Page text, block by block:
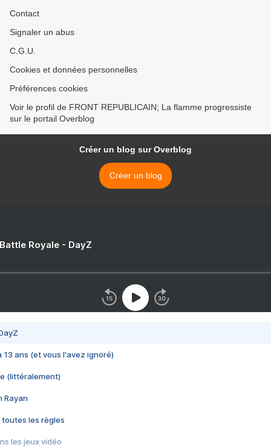
Contact
Signaler un abus
C.G.U.
Cookies et données personnelles
Préférences cookies
Voir le profil de FRONT REPUBLICAIN; La flamme progressiste
sur le portail Overblog
Créer un blog sur Overblog
Créer un blog
Royale - DayZ
13 ans (et vous l'avez ignoré)
(littéralement)
Rayan
toutes les règles
les jeux vidéo